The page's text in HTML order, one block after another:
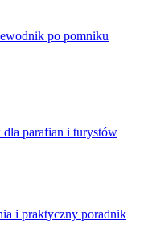
po pomniku
parafian i turystów
i praktyczny poradnik